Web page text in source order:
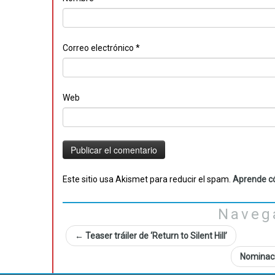
Correo electrónico *
Web
Este sitio usa Akismet para reducir el spam. Aprende
← Teaser tráiler de ‘Return to Silent Hill’